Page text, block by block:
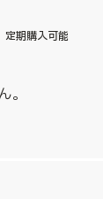
定期購入可能
。